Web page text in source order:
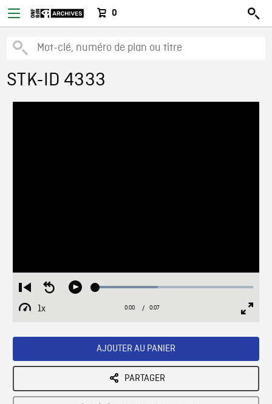
0
STK-ID 4333
Restart
from
beginning
Seek
Play Loaded:
1x
Playback
Current
0:00 / Duration
0:07
AJOUTER AU PANIER
PARTAGER